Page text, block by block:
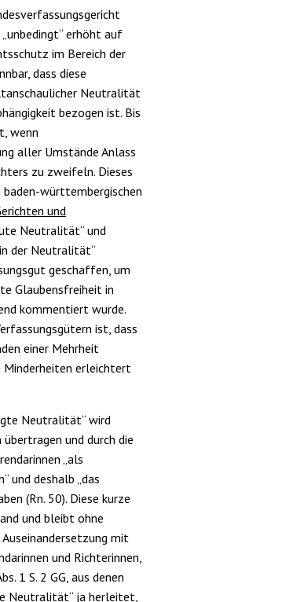
erhöht auf
im Bereich der
dass diese
Neutralität
bezogen ist. Bis
wenn
aller Umstände Anlass
zu zweifeln. Dieses
württembergischen
und
Neutralität“ und
der Neutralität“
geschaffen, um
Glaubensfreiheit in
kommentiert wurde.
ist, dass
einer Mehrheit
Minderheiten erleichtert
Neutralität“ wird
und durch die
„als
und deshalb „das
(Rn. 50). Diese kurze
und bleibt ohne
mit
und Richterinnen,
1 S. 2 GG, aus denen
Neutralität“ ja herleitet,